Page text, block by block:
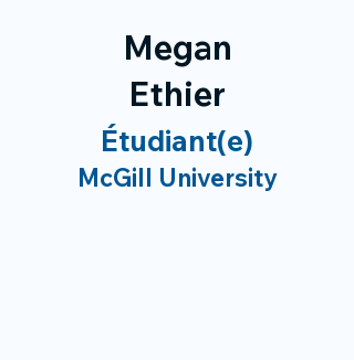
Megan
Ethier
Étudiant(e)
McGill University